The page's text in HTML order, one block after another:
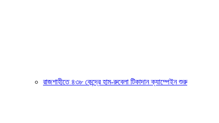
রাজশাহীতে ৪৩৮ কেন্দ্রে হাম-রুবেলা টিকাদান ক্যাম্পেইন শুরু